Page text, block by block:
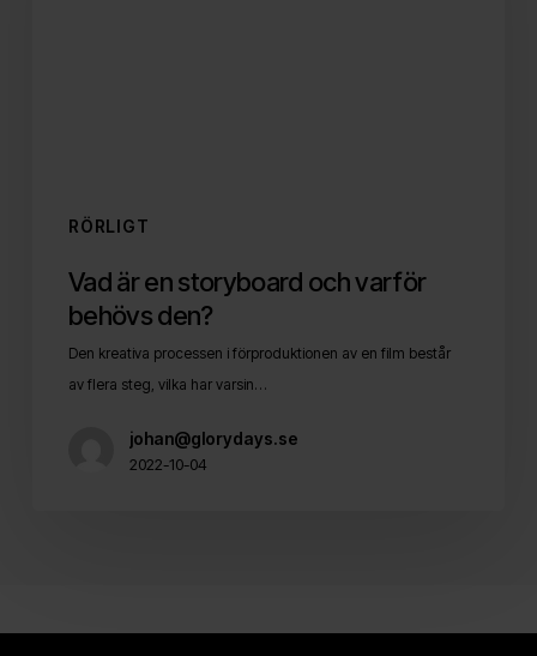
RÖRLIGT
Vad är en storyboard och varför
behövs den?
Den kreativa processen i förproduktionen av en film består
av flera steg, vilka har varsin…
johan@glorydays.se
2022-10-04